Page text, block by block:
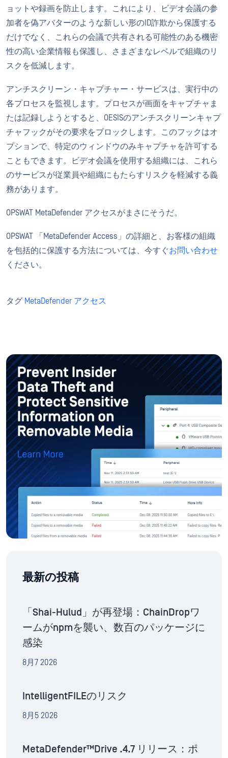
ョットや録画を防止します。これにより、ビデオ会議の参
加者を偽アバターのような新しい形のID詐欺から保護する
だけでなく、これらの会議で共有される可能性のある機密
性の高い企業情報も保護し、さまざまなレベルで組織のリ
スクを低減します。
アンチスクリーン・キャプチャー・サービスは、実行中の
各プロセスを監視します。プロセスが画面をキャプチャま
たは記録しようとすると、OESISのアンチスクリーンキャプ
チャフックがその要求をブロックします。このフックはオ
プションで、特定のウィンドウのみキャプチャを許可する
こともできます。ビデオ会議を使用する組織には、これら
のサービスが従業員や組織にもたらすリスクを軽減する義
務があります。
OPSWAT MetaDefender アクセスがまさにそうだ。
OPSWAT 「MetaDefender Access」の詳細と、お客様の組織
を包括的に保護する方法については、今すぐお問い合わせ
ください。
タグ MetaDefender アクセス
最新の投稿
「Shai-Hulud」が再登場：ChainDropワ
ームがnpmを襲い、数百のパッケージに
感染
8月7 2026
IntelligentFILEのリスク
8月5 2026
MetaDefender™Drive .4.7 リリース：ポ